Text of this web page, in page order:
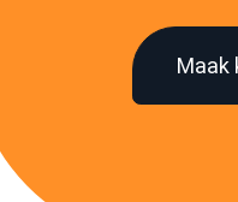
Maak